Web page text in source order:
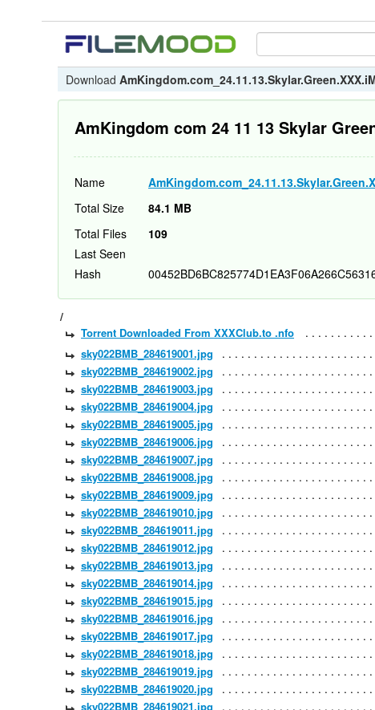
Download
AmKingdom com 24 11 13 Skylar
Name
Total Size
84.1 MB
Total Files
109
Last Seen
Hash
/
Torrent Downloaded From XXXClub.to .nfo
sky022BMB_284619001.jpg
sky022BMB_284619002.jpg
sky022BMB_284619003.jpg
sky022BMB_284619004.jpg
sky022BMB_284619005.jpg
sky022BMB_284619006.jpg
sky022BMB_284619007.jpg
sky022BMB_284619008.jpg
sky022BMB_284619009.jpg
sky022BMB_284619010.jpg
sky022BMB_284619011.jpg
sky022BMB_284619012.jpg
sky022BMB_284619013.jpg
sky022BMB_284619014.jpg
sky022BMB_284619015.jpg
sky022BMB_284619016.jpg
sky022BMB_284619017.jpg
sky022BMB_284619018.jpg
sky022BMB_284619019.jpg
sky022BMB_284619020.jpg
sky022BMB_284619021.jpg